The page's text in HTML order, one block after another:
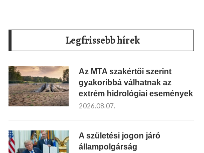
Legfrissebb hírek
Az MTA szakértői szerint
gyakoribbá válhatnak az
extrém hidrológiai események
2026.08.07.
A születési jogon járó
állampolgárság